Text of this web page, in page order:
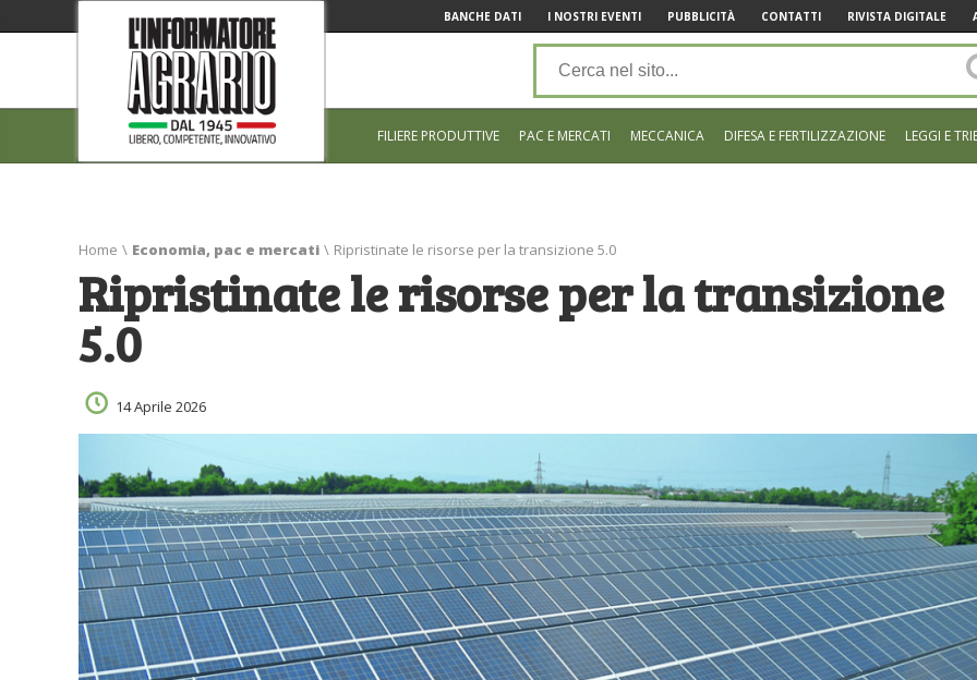
BANCHE DATI I NOSTRI EVENTI PUBBLICITÀ CONTATTI RIVISTA DIGITALE
FILIERE PRODUTTIVE PAC E MERCATI MECCANICA DIFESA E FERTILIZZAZIONE LEGGI E
Home \ Economia, pac e mercati \ Ripristinate le risorse per la transizione 5.0
Ripristinate le risorse per la transizione
5.0
14 Aprile 2026